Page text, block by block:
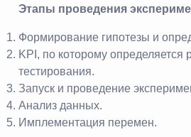
Этапы проведения
Формирование гипотезы и
KPI, по которому определяется
тестирования.
Запуск и проведение
Анализ данных.
Имплементация перемен.